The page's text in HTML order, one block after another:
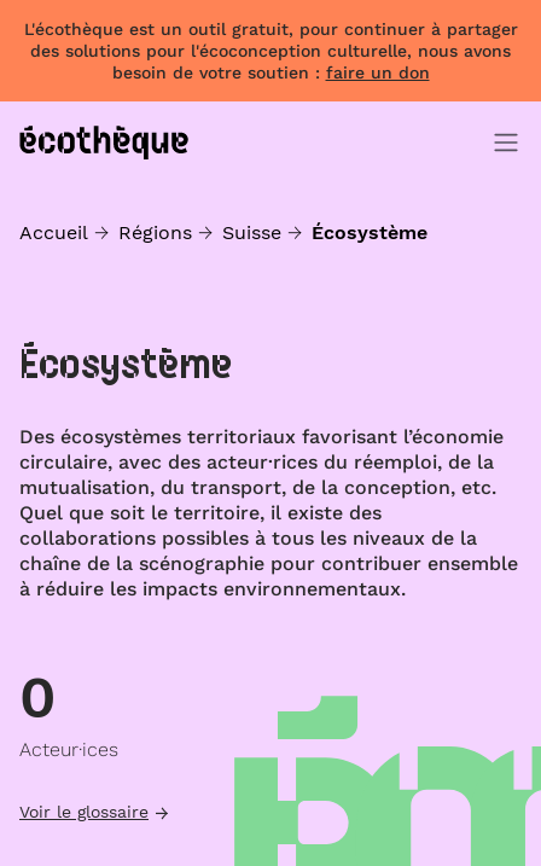
L'écothèque est un outil gratuit, pour continuer à partager
des solutions pour l'écoconception culturelle, nous avons
besoin de votre soutien : faire un don
Accueil Régions Suisse Écosystème
Écosystème
Des écosystèmes territoriaux favorisant l’économie
circulaire, avec des acteur·rices du réemploi, de la
mutualisation, du transport, de la conception, etc.
Quel que soit le territoire, il existe des
collaborations possibles à tous les niveaux de la
chaîne de la scénographie pour contribuer ensemble
à réduire les impacts environnementaux.
0
Acteur·ices
Voir le glossaire